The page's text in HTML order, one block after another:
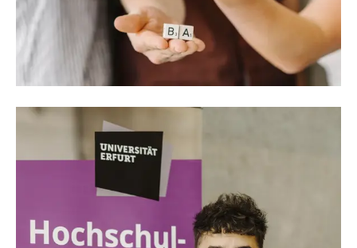
Marie Krehan und Mirjam Triebe
(Studierendenwerk Thüringen)
+49 3641-5546 -904
infopunkt-erfurt-uni@stw-
thueringen.de
zur Profilseite